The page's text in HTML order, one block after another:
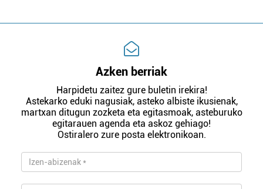
Azken berriak
Harpidetu zaitez gure buletin irekira!
Astekarko eduki nagusiak, asteko albiste ikusienak,
martxan ditugun zozketa eta egitasmoak, asteburuko
egitarauen agenda eta askoz gehiago!
Ostiralero zure posta elektronikoan.